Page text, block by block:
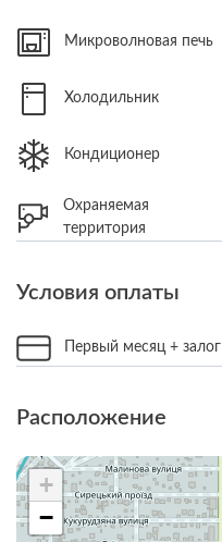
Микроволновая печь
Холодильник
Кондиционер
Охраняемая
территория
Условия оплаты
Первый месяц + залог
Расположение
+
−